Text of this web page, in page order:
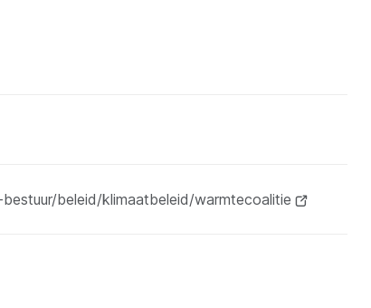
beleid/klimaatbeleid/warmtecoalitie